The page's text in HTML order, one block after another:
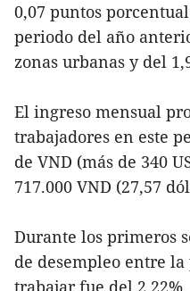
0,07 puntos
periodo del año
zonas urbanas y del
El ingreso mensual
trabajadores en este
de VND (más de 340
717.000 VND (27,57
Durante los primeros
de desempleo entre